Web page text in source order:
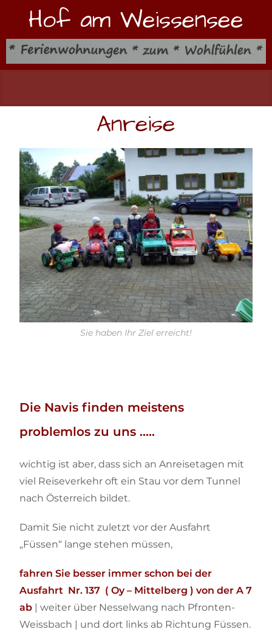
Hof am Weissensee
Anreise
Sie haben Ihr Ziel erreicht!
Die Navis finden meistens
problemlos zu uns …..
wichtig ist aber, dass sich an Anreisetagen mit
viel Reiseverkehr oft ein Stau vor dem Tunnel
nach Österreich bildet.
Damit Sie nicht zuletzt vor der Ausfahrt
„Füssen“ lange stehen müssen,
fahren Sie besser immer schon bei der
Ausfahrt Nr. 137 ( Oy – Mittelberg ) von der A 7
ab | weiter über Nesselwang nach Pfronten-
Weissbach | und dort links ab Richtung Füssen.